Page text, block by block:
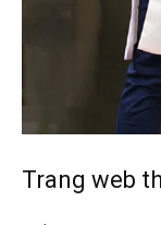
Trang web